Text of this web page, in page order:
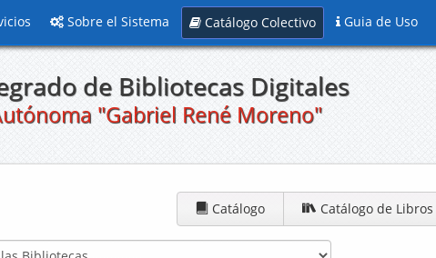
Sobre el Sistema Catálogo Colectivo Guia de Uso
de Bibliotecas Digitales
"Gabriel René Moreno"
Catálogo Catálogo de Libros